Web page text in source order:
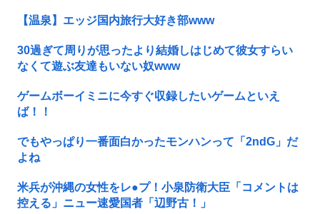
【温泉】エッジ国内旅行大好き部www
30過ぎて周りが思ったより結婚しはじめて彼女すらい
なくて遊ぶ友達もいない奴www
ゲームボーイミニに今すぐ収録したいゲームといえ
ば！！
でもやっぱり一番面白かったモンハンって「2ndG」だ
よね
米兵が沖縄の女性をレ●プ！小泉防衛大臣「コメントは
控える」ニュー速愛国者「辺野古！」